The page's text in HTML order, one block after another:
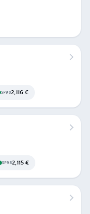
SP982,116 €
SP982,115 €